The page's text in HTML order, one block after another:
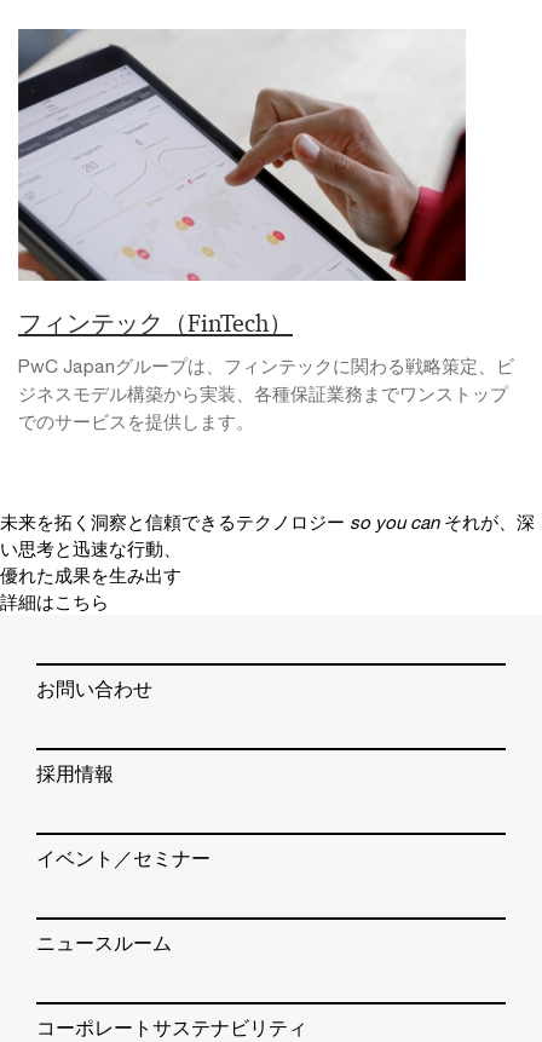
フィンテック（FinTech）
PwC Japanグループは、フィンテックに関わる戦略策定、ビ
ジネスモデル構築から実装、各種保証業務までワンストップ
でのサービスを提供します。
未来を拓く洞察と信頼できるテクノロジー so you can それが、深
い思考と迅速な行動、
優れた成果を生み出す
詳細はこちら
お問い合わせ
採用情報
イベント／セミナー
ニュースルーム
コーポレートサステナビリティ